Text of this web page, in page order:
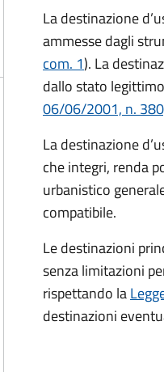
La destinazione
ammesse dagli
com. 1). La
dallo stato
06/06/2001, n.
La destinazione
che integri, renda
urbanistico
compatibile.
Le destinazioni
senza limitazioni
rispettando la
destinazioni